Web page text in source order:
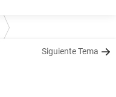
Siguiente Tema